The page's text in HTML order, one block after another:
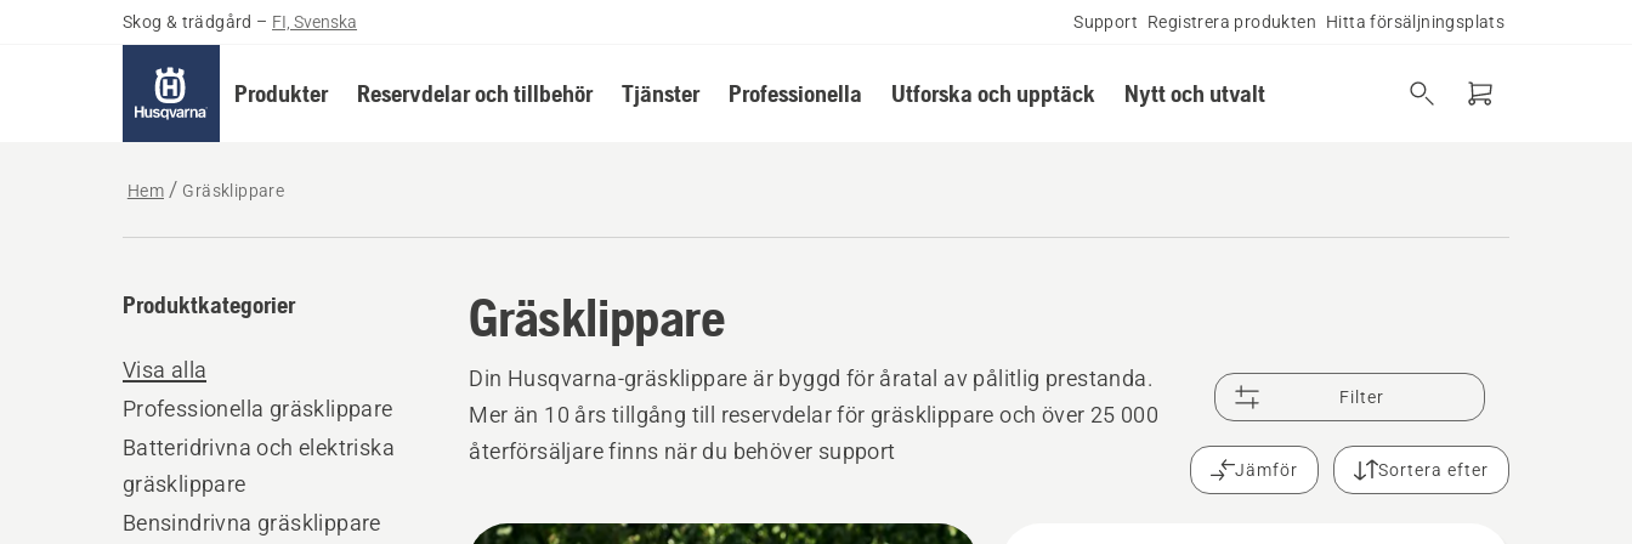
Skog & trädgård – FI, Svenska Support Registrera produkten Hitta försäljningsplats
Produkter Reservdelar och tillbehör Tjänster Professionella Utforska och upptäck Nytt och utvalt
Hem Gräsklippare
Gräsklippare
Produktkategorier
Visa alla
Professionella gräsklippare
Batteridrivna och elektriska
gräsklippare
Bensindrivna gräsklippare
Din Husqvarna-gräsklippare är byggd för åratal av pålitlig prestanda.
Mer än 10 års tillgång till reservdelar för gräsklippare och över 25 000
återförsäljare finns när du behöver support
Filter
Jämför Sortera efter